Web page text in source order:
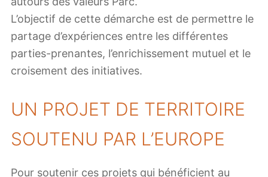
L’objectif de cette démarche est de permettre le
partage d’expériences entre les différentes
parties-prenantes, l’enrichissement mutuel et le
croisement des initiatives.
UN PROJET DE TERRITOIRE
SOUTENU PAR L’EUROPE
Pour soutenir ces projets qui bénéficient au